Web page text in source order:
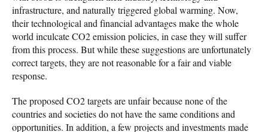
infrastructure, and naturally triggered global warming. Now,
their technological and financial advantages make the whole
world inculcate CO2 emission policies, in case they will suffer
from this process. But while these suggestions are unfortunately
correct targets, they are not reasonable for a fair and viable
response.
The proposed CO2 targets are unfair because none of the
countries and societies do not have the same conditions and
opportunities. In addition, a few projects and investments made